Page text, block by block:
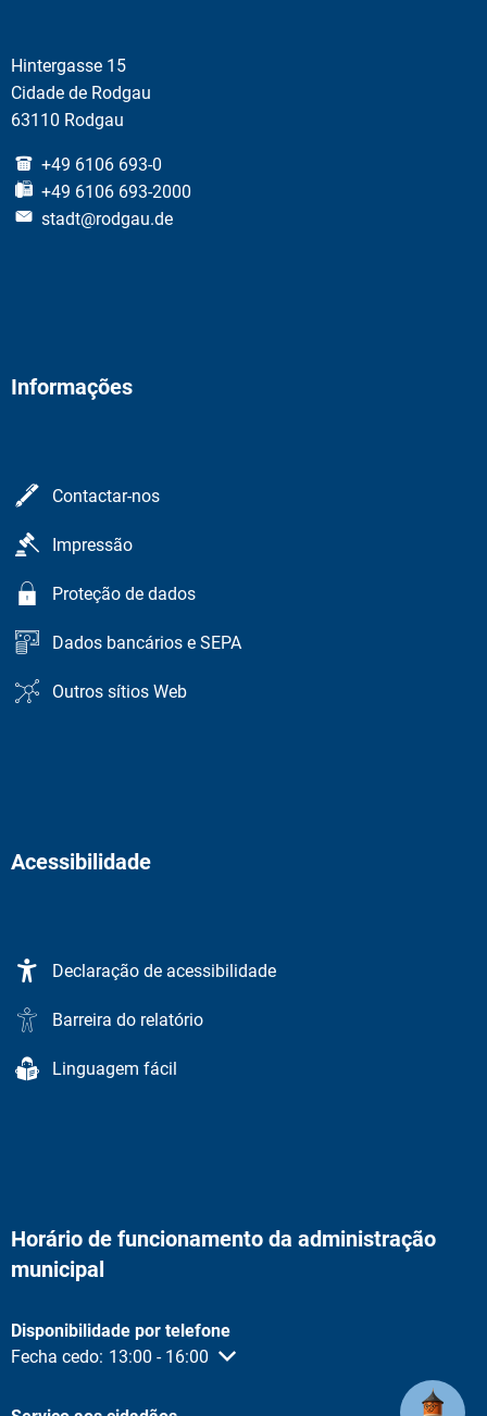
Hintergasse 15
Cidade de Rodgau
63110 Rodgau
+49 6106 693-0
+49 6106 693-2000
stadt@rodgau.de
Informações
Contactar-nos
Impressão
Proteção de dados
Dados bancários e SEPA
Outros sítios Web
Acessibilidade
Declaração de acessibilidade
Barreira do relatório
Linguagem fácil
Horário de funcionamento da administração
municipal
Disponibilidade por telefone
Clique para ocultar outras horas de abertura ou fecho
Fecha cedo: 13:00 - 16:00 Das 13:00 às 16:00